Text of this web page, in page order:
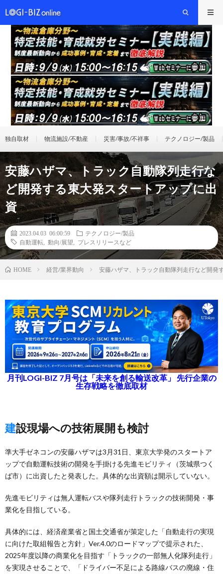
独自取材 物流施設/不動産 災害/事故/不祥事 テクノロジー/製品
安藤ハザマ、トラック自動隊列走行な
ど開発する東大発スタートアップに出
資
2023.04.03 06:00:59
テクノロジー/製品
自動運転
動向/展望 プレスリリースなど
HOME 経営/業界動向 安藤ハザマ、トラック自動隊列走行など開発
月刊LOGI-BIZ 7月号は「未来を創る輸送改革」 先行企業の
生存戦略を徹底取材
建設現場への技術展開も検討
準大手ゼネコンの安藤ハザマは3月31日、東京大学発のスタートア
ップで自動運転技術の開発を手掛ける先進モビリティ（茨城県つく
ば市）に出資したと発表した。具体的な出資額は開示していない。
先進モビリティは無人運転バスや隊列走行トラックの技術開発・事
業化を目指している。
具体的には、経済産業省と国土交通省が策定した「自動走行の実現
に向けた取組報告と方針」Ver.4.0のロードマップで提示された、
2025年度以降の商業化を目指す「トラックの一部無人化隊列走行」
を実現させることで、「ドライバー不足による路線バスの廃線・住